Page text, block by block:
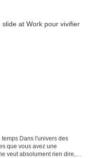
Dans l'univers des
que vous avez une
veut absolument rien dire,